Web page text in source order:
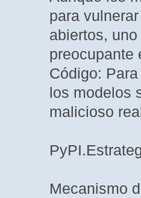
para
abiertos,
preocupante
Código:
los modelos
malicioso
Mecanismo